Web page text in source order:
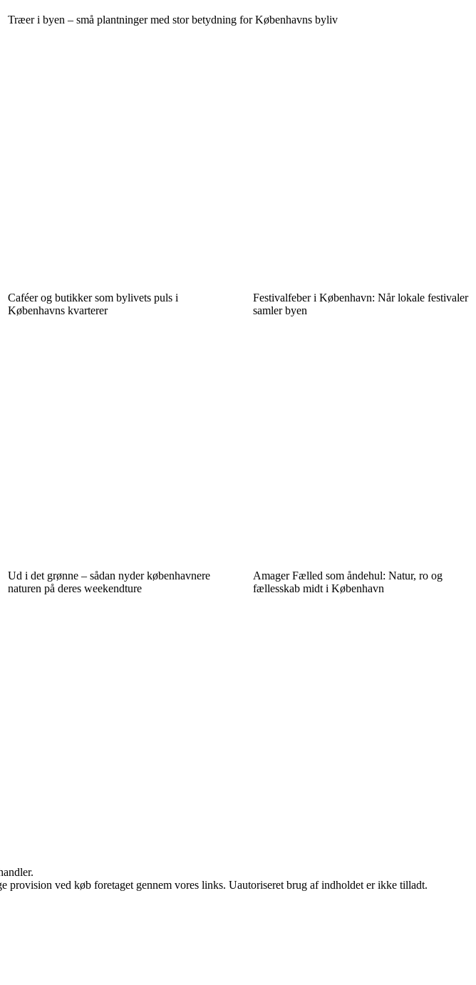
Træer i byen – små plantninger med stor betydning for Københavns byliv
Caféer og butikker som bylivets puls i
Københavns kvarterer
Festivalfeber i København: Når lokale festivaler
samler byen
Ud i det grønne – sådan nyder københavnere
naturen på deres weekendture
Amager Fælled som åndehul: Natur, ro og
fællesskab midt i København
ved køb foretaget gennem vores links. Uautoriseret brug af indholdet er ikke tilladt.